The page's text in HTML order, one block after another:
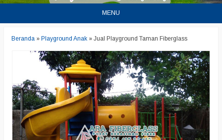
MENU
Beranda » Playground Anak » Jual Playground Taman Fiberglass